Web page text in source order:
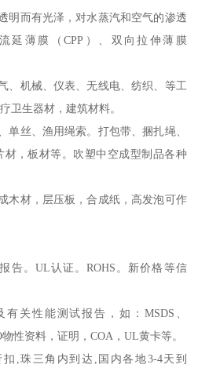
明而有光泽，对水蒸汽和空气的渗透
延薄膜（CPP ）、双向拉伸薄膜
、机械、仪表、无线电、纺织、等工
卫生器材，建筑材料。
单丝、渔用绳索。打包带、捆扎绳、
，板材等。吹塑中空成型制品各种
木材，层压板，合成纸，高发泡可作
报告。 UL认证。ROHS 。新价格等信
关性能测试报告，如： MSDS
物性资料，证明，COA ，UL黄卡等。
扣 珠三角内到达 国内各地3-4天到